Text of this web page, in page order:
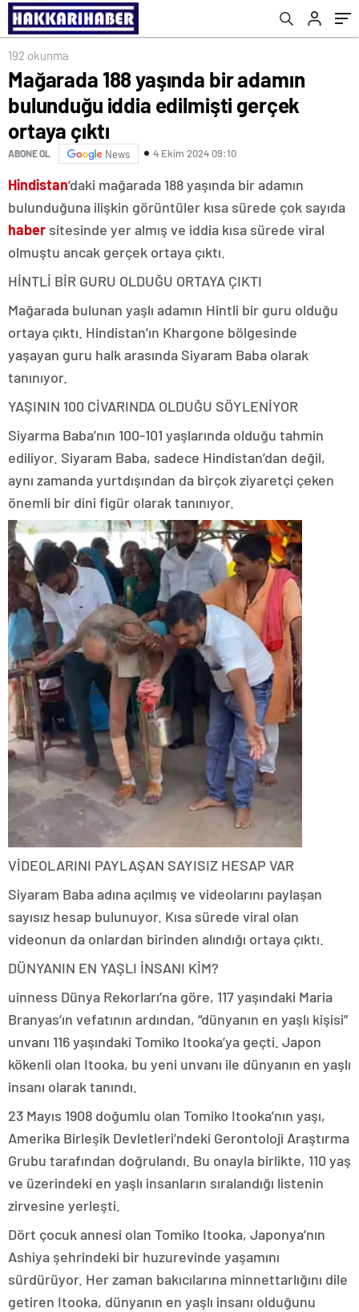
192 okunma
Mağarada 188 yaşında bir adamın
bulunduğu iddia edilmişti gerçek
ortaya çıktı
ABONE OL News 4 Ekim 2024 09:10
Hindistan‘daki mağarada 188 yaşında bir adamın
bulunduğuna ilişkin görüntüler kısa sürede çok sayıda
haber sitesinde yer almış ve iddia kısa sürede viral
olmuştu ancak gerçek ortaya çıktı.
HİNTLİ BİR GURU OLDUĞU ORTAYA ÇIKTI
Mağarada bulunan yaşlı adamın Hintli bir guru olduğu
ortaya çıktı. Hindistan’ın Khargone bölgesinde
yaşayan guru halk arasında Siyaram Baba olarak
tanınıyor.
YAŞININ 100 CİVARINDA OLDUĞU SÖYLENİYOR
Siyarma Baba’nın 100-101 yaşlarında olduğu tahmin
ediliyor. Siyaram Baba, sadece Hindistan’dan değil,
aynı zamanda yurtdışından da birçok ziyaretçi çeken
önemli bir dini figür olarak tanınıyor.
VİDEOLARINI PAYLAŞAN SAYISIZ HESAP VAR
Siyaram Baba adına açılmış ve videolarını paylaşan
sayısız hesap bulunuyor. Kısa sürede viral olan
videonun da onlardan birinden alındığı ortaya çıktı.
DÜNYANIN EN YAŞLI İNSANI KİM?
uinness Dünya Rekorları’na göre, 117 yaşındaki Maria
Branyas’ın vefatının ardından, “dünyanın en yaşlı kişisi”
unvanı 116 yaşındaki Tomiko Itooka’ya geçti. Japon
kökenli olan Itooka, bu yeni unvanı ile dünyanın en yaşlı
insanı olarak tanındı.
23 Mayıs 1908 doğumlu olan Tomiko Itooka’nın yaşı,
Amerika Birleşik Devletleri’ndeki Gerontoloji Araştırma
Grubu tarafından doğrulandı. Bu onayla birlikte, 110 yaş
ve üzerindeki en yaşlı insanların sıralandığı listenin
zirvesine yerleşti.
Dört çocuk annesi olan Tomiko Itooka, Japonya’nın
Ashiya şehrindeki bir huzurevinde yaşamını
sürdürüyor. Her zaman bakıcılarına minnettarlığını dile
getiren Itooka, dünyanın en yaşlı insanı olduğunu